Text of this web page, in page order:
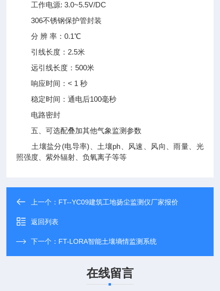
工作电源: 3.0~5.5V/DC
306不锈钢保护管封装
分 辨 率：0.1℃
引线长度：2.5米
远引线长度：500米
响应时间：< 1 秒
稳定时间：通电后100毫秒
电路密封
五、可选配叠加其他气象监测参数
土壤盐分(电导率)、土壤ph、风速、风向、雨量、光
照强度、紫外辐射、负氧离子等等
上一个： FT--YC09建筑工地扬尘监测仪厂家报价
返回列表
下一个： FT-LORA智能土壤墒情监测系统
在线留言